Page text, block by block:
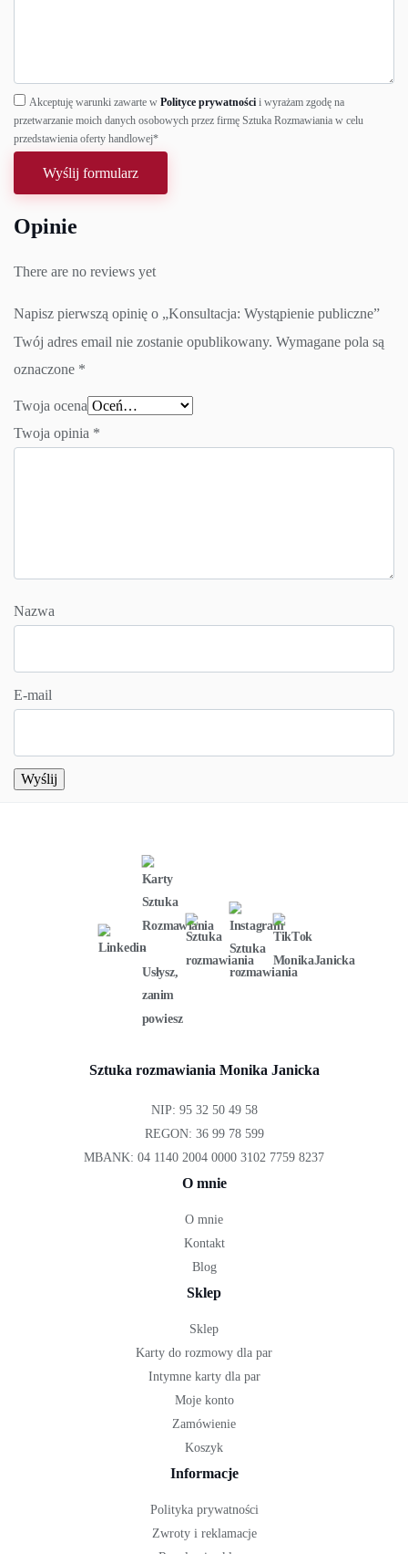
Akceptuję warunki zawarte w Polityce prywatności i wyrażam zgodę na
przetwarzanie moich danych osobowych przez firmę Sztuka Rozmawiania w celu
przedstawienia oferty handlowej*
Opinie
There are no reviews yet
Napisz pierwszą opinię o „Konsultacja: Wystąpienie publiczne”
Twój adres email nie zostanie opublikowany. Wymagane pola są
oznaczone *
Twoja ocena
Twoja opinia *
Nazwa
E-mail
Sztuka rozmawiania Monika Janicka
NIP: 95 32 50 49 58
REGON: 36 99 78 599
MBANK: 04 1140 2004 0000 3102 7759 8237
O mnie
O mnie
Kontakt
Blog
Sklep
Sklep
Karty do rozmowy dla par
Intymne karty dla par
Moje konto
Zamówienie
Koszyk
Informacje
Polityka prywatności
Zwroty i reklamacje